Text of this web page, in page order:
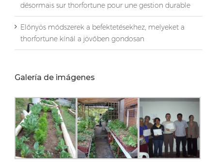
désormais sur thorfortune pour une gestion durable
Előnyös módszerek a befektetésekhez, melyeket a
thorfortune kínál a jövőben gondosan
Galería de imágenes